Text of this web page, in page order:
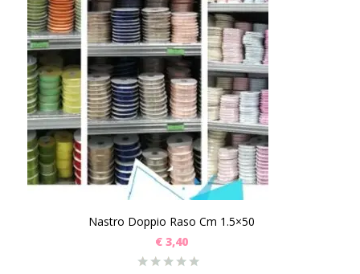
Nastro Doppio Raso Cm 1.5×50
€ 3,40